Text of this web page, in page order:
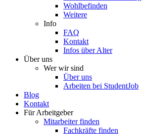
Wohlbefinden
Weitere
Info
FAQ
Kontakt
Infos über Alter
Über uns
Wer wir sind
Über uns
Arbeiten bei StudentJob
Blog
Kontakt
Für Arbeitgeber
Mitarbeiter finden
Fachkräfte finden